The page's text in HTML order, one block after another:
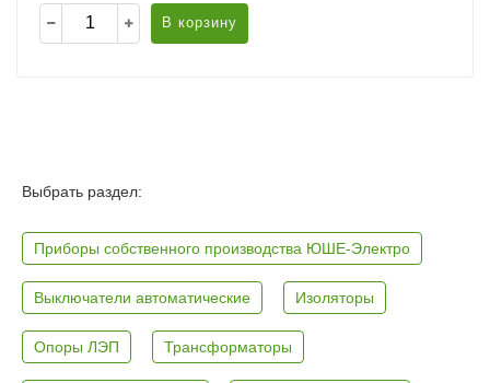
В корзину
Выбрать раздел:
Приборы собственного производства ЮШЕ-Электро
Выключатели автоматические Изоляторы
Опоры ЛЭП Трансформаторы